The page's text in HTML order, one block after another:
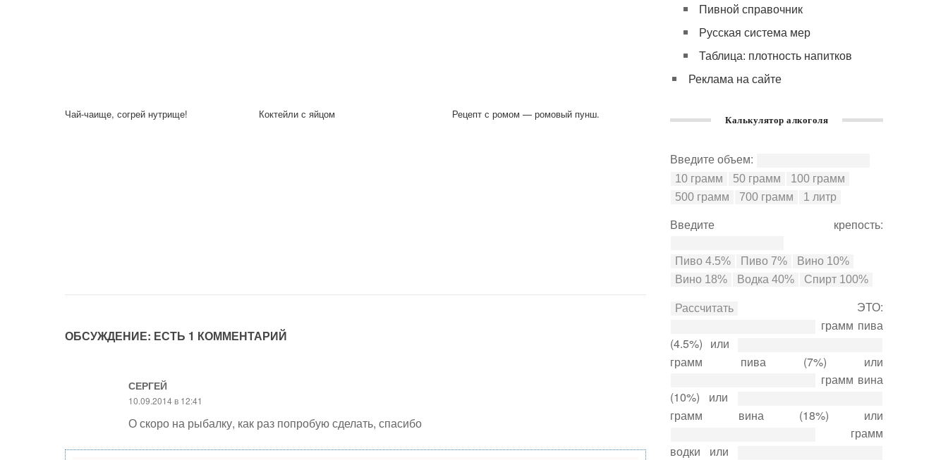
Чай-чаище, согрей нутрище! Коктейли с яйцом Рецепт с ромом — ромовый пунш.
ОБСУЖДЕНИЕ: ЕСТЬ 1 КОММЕНТАРИЙ
СЕРГЕЙ
10.09.2014 в 12:41
О скоро на рыбалку, как раз попробую сделать, спасибо
Пивной справочник
Русская система мер
Таблица: плотность напитков
Реклама на сайте
Калькулятор алкоголя
Введите объем:
Введите крепость:
ЭТО:
грамм пива
(4.5%) или
грамм пива (7%) или
грамм вина
(10%) или
грамм вина (18%) или
грамм
водки или